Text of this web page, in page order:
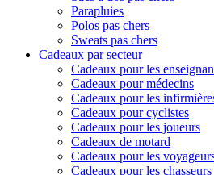
Parapluies
Polos pas chers
Sweats pas chers
Cadeaux par secteur
Cadeaux pour les
Cadeaux pour médecins
Cadeaux pour les
Cadeaux pour cyclistes
Cadeaux pour les joueurs
Cadeaux de motard
Cadeaux pour les
Cadeaux pour les chasseurs